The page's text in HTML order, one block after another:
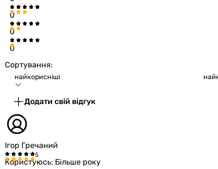
0
0
0
Сортування:
найкорисніші
Додати свій відгук
Ігор Гречаний
Користуюсь: Більше року